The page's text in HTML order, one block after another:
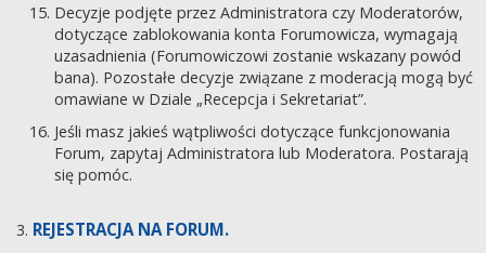
Decyzje podjęte przez Administratora czy Moderatorów,
dotyczące zablokowania konta Forumowicza, wymagają
uzasadnienia (Forumowiczowi zostanie wskazany powód
bana). Pozostałe decyzje związane z moderacją mogą być
omawiane w Dziale „Recepcja i Sekretariat”.
Jeśli masz jakieś wątpliwości dotyczące funkcjonowania
Forum, zapytaj Administratora lub Moderatora. Postarają
się pomóc.
REJESTRACJA NA FORUM.